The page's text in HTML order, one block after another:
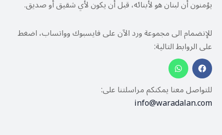
يؤمنون أن لبنان هو لأبنائه، قبل أن يكون لأي شقيق أو صديق.
للإنضمام الى مجموعة ورد الآن على فايسبوك وواتساب، اضغط
على الروابط التالية:
للتواصل معنا يمكنكم مراسلتنا على:
info@waradalan.com